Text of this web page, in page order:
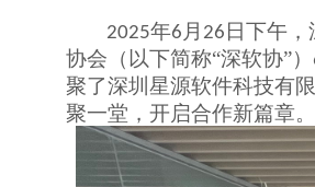
2025年6 月 26 日下午
协会（以下简称“深软协”）
聚了深圳星源软件科技有
聚一堂，开启合作新篇章。